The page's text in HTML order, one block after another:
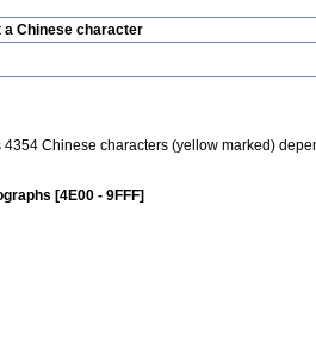
a Chinese character
Chinese characters (yellow marked)
[4E00 - 9FFF]